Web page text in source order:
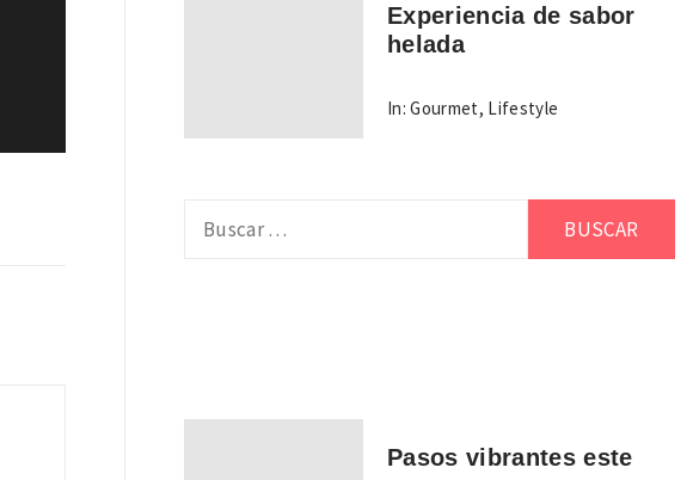
Experiencia de sabor
helada
In: Gourmet, Lifestyle
Pasos vibrantes este